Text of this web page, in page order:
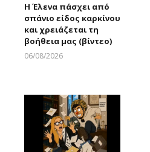
Η Έλενα πάσχει από
σπάνιο είδος καρκίνου
και χρειάζεται τη
βοήθεια μας (βίντεο)
06/08/2026